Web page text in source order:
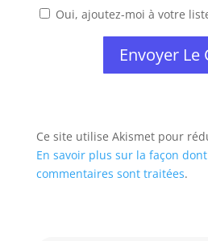
Oui, ajoutez-moi à votre
Ce site utilise Akismet pour
En savoir plus sur la façon
commentaires sont traitées.